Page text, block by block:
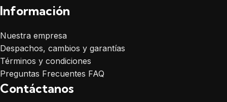
Información
Nuestra empresa
Despachos, cambios y garantías
Términos y condiciones
Preguntas Frecuentes FAQ
Contáctanos